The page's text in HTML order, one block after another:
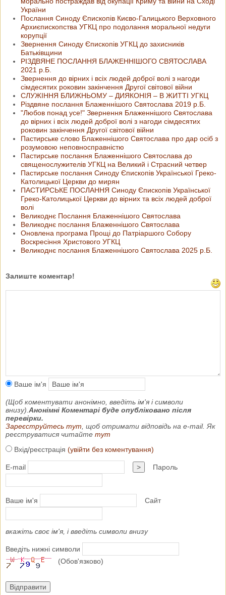
України
Послання Синоду Єпископів Києво-Галицького Верховного
Архиєпископства УГКЦ про подолання моральної недуги
корупції
Звернення Синоду Єпископів УГКЦ до захисників
Батьківщини
РІЗДВЯНЕ ПОСЛАННЯ БЛАЖЕННІШОГО СВЯТОСЛАВА
2021 р.Б.
Звернення до вірних і всіх людей доброї волі з нагоди
сімдесятих роковин закінчення Другої світової війни
СЛУЖІННЯ БЛИЖНЬОМУ – ДИЯКОНІЯ – В ЖИТТІ УГКЦ
Різдвяне послання Блаженнішого Святослава 2019 р.Б.
"Любов понад усе!" Звернення Блаженнішого Святослава
до вірних і всіх людей доброї волі з нагоди сімдесятих
роковин закінчення Другої світової війни
Пастирське слово Блаженнішого Святослава про дар осіб з
розумовою неповносправністю
Пастирське послання Блаженнішого Святослава до
священослужителів УГКЦ на Великий і Страсний четвер
Пастирське послання Синоду Єпископів Української Греко-
Католицької Церкви до мирян
ПАСТИРСЬКЕ ПОСЛАННЯ Синоду Єпископів Української
Греко-Католицької Церкви до вірних та всіх людей доброї
волі
Великоднє Послання Блаженнішого Святослава
Великоднє послання Блаженнішого Святослава
Оновлена програма Прощі до Патріаршого Собору
Воскресіння Христового УГКЦ
Великоднє послання Блаженнішого Святослава 2025 р.Б.
Залиште коментар!
Ваше ім'я
(Щоб коментувати анонімно, введіть ім'я і символи
внизу). Анонімні Коментарі буде опубліковано після
перевірки.
Зареєструйтесь тут , щоб отримати відповідь на e-mail. Як
реєструватися читайте тут
Вхід/реєстрація (увійти без коментування)
E-mail > Пароль
Ваше ім'я Сайт
вкажіть своє ім'я, і введіть символи внизу
Введіть нижні символи
(Обов'язково)
Відправити